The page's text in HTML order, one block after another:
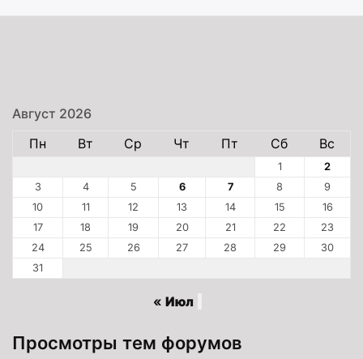
Август 2026
Пн
Вт Ср Чт Пт Сб Вс
1
2
3
4 5 6 7 8
9
10
11 12 13 14 15
16
17
18 19 20 21 22
23
24
25 26 27 28 29
30
31
« Июл
Просмотры тем форумов